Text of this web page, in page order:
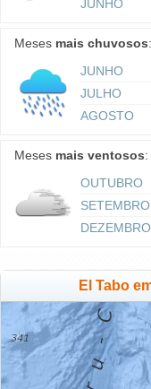
JUNHO
Meses mais chuvosos:
JUNHO
JULHO
AGOSTO
Meses mais ventosos:
OUTUBRO
SETEMBRO
DEZEMBRO
El Tabo